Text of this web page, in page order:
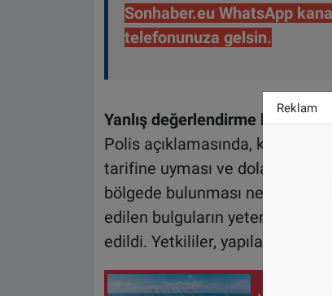
Sonhaber.eu WhatsApp
telefonunuza gelsin.
Yanlış değerlendirme kabul
Polis açıklamasında, kadının
tarifine uyması ve
bölgede bulunması nedeniyle
edilen bulguların yeterince
edildi. Yetkililer, yapılan
Reklam